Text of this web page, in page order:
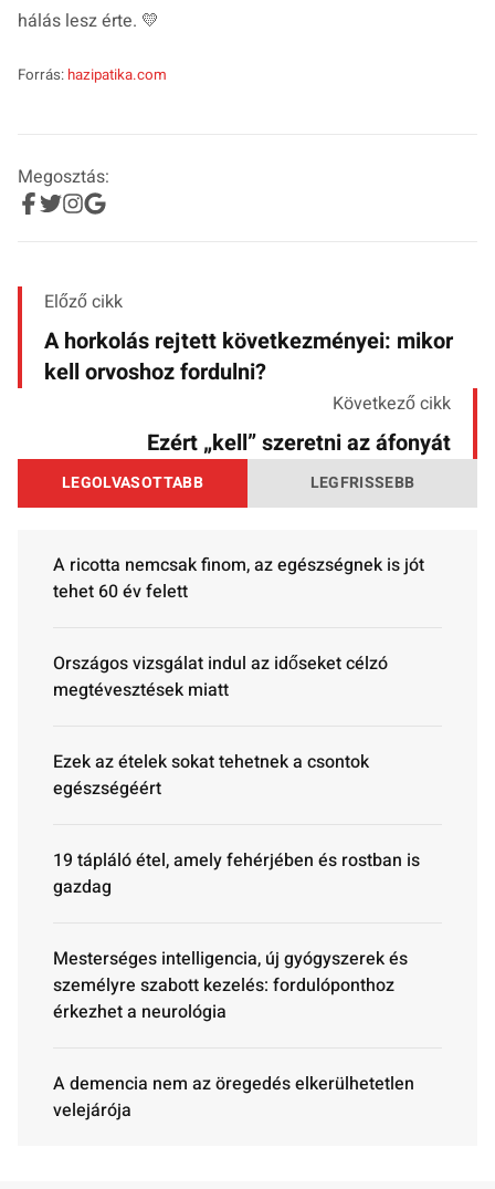
hálás lesz érte. 💛
Forrás: hazipatika.com
Megosztás:
Előző cikk
A horkolás rejtett következményei: mikor
kell orvoshoz fordulni?
Következő cikk
Ezért „kell” szeretni az áfonyát
LEGOLVASOTTABB LEGFRISSEBB
A ricotta nemcsak finom, az egészségnek is jót
tehet 60 év felett
Országos vizsgálat indul az időseket célzó
megtévesztések miatt
Ezek az ételek sokat tehetnek a csontok
egészségéért
19 tápláló étel, amely fehérjében és rostban is
gazdag
Mesterséges intelligencia, új gyógyszerek és
személyre szabott kezelés: fordulóponthoz
érkezhet a neurológia
A demencia nem az öregedés elkerülhetetlen
velejárója